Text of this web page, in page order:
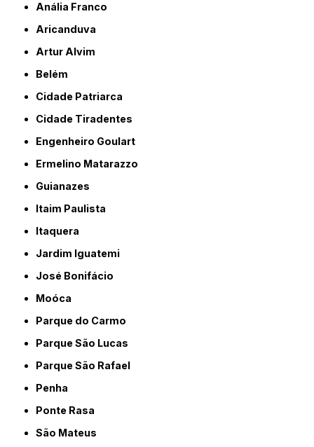
Anália Franco
Aricanduva
Artur Alvim
Belém
Cidade Patriarca
Cidade Tiradentes
Engenheiro Goulart
Ermelino Matarazzo
Guianazes
Itaim Paulista
Itaquera
Jardim Iguatemi
José Bonifácio
Moóca
Parque do Carmo
Parque São Lucas
Parque São Rafael
Penha
Ponte Rasa
São Mateus